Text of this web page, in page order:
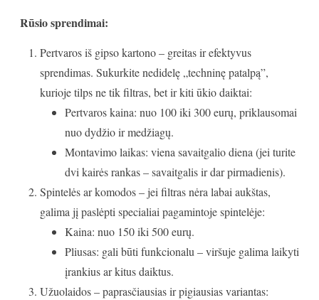
Rūsio sprendimai:
Pertvaros iš gipso kartono – greitas ir efektyvus
sprendimas. Sukurkite nedidelę „techninę patalpą”,
kurioje tilps ne tik filtras, bet ir kiti ūkio daiktai:
Pertvaros kaina: nuo 100 iki 300 eurų, priklausomai
nuo dydžio ir medžiagų.
Montavimo laikas: viena savaitgalio diena (jei turite
dvi kairės rankas – savaitgalis ir dar pirmadienis).
Spintelės ar komodos – jei filtras nėra labai aukštas,
galima jį paslėpti specialiai pagamintoje spintelėje:
Kaina: nuo 150 iki 500 eurų.
Pliusas: gali būti funkcionalu – viršuje galima laikyti
įrankius ar kitus daiktus.
Užuolaidos – paprasčiausias ir pigiausias variantas: